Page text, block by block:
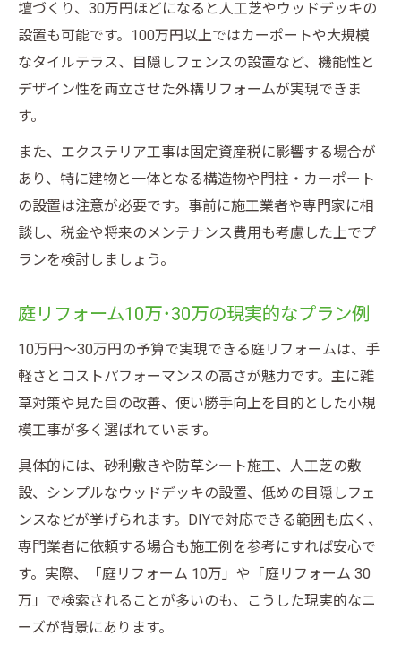
壇づくり、30万円ほどになると人工芝やウッドデッキの
設置も可能です。100万円以上ではカーポートや大規模
なタイルテラス、目隠しフェンスの設置など、機能性と
デザイン性を両立させた外構リフォームが実現できま
す。
また、エクステリア工事は固定資産税に影響する場合が
あり、特に建物と一体となる構造物や門柱・カーポート
の設置は注意が必要です。事前に施工業者や専門家に相
談し、税金や将来のメンテナンス費用も考慮した上でプ
ランを検討しましょう。
庭リフォーム10万･30万の現実的なプラン例
10万円～30万円の予算で実現できる庭リフォームは、手
軽さとコストパフォーマンスの高さが魅力です。主に雑
草対策や見た目の改善、使い勝手向上を目的とした小規
模工事が多く選ばれています。
具体的には、砂利敷きや防草シート施工、人工芝の敷
設、シンプルなウッドデッキの設置、低めの目隠しフェ
ンスなどが挙げられます。DIYで対応できる範囲も広く、
専門業者に依頼する場合も施工例を参考にすれば安心で
す。実際、「庭リフォーム 10万」や「庭リフォーム 30
万」で検索されることが多いのも、こうした現実的なニ
ーズが背景にあります。